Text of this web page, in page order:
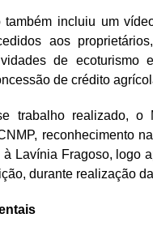
também incluiu um
aos
de ecoturismo
de crédito
trabalho realizado,
reconhecimento
à Lavínia Fragoso, logo
durante realização